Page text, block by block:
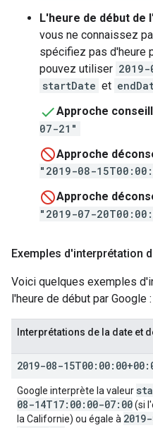
L'heure de début de
vous ne connaissez
spécifiez pas d'heure
pouvez utiliser 2019-
startDate et
Approche
07-21"
Approche
"2019-08-
Approche
"2019-07-
Exemples d'interprétation
Voici quelques exemples
l'heure de début par Google :
Interprétations de la date et
2019-08-
Google interprète la valeur
08-14T17:00:00-07:00(si
la Californie) ou égale à